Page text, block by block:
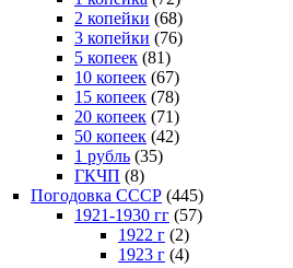
2 копейки (68)
3 копейки (76)
5 копеек (81)
10 копеек (67)
15 копеек (78)
20 копеек (71)
50 копеек (42)
1 рубль (35)
ГКЧП (8)
Погодовка СССР (445)
1921-1930 гг (57)
1922 г (2)
1923 г (4)